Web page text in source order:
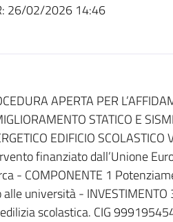
26/02/2026 14:46
del bando
APERTA PER
STATICO E
EDIFICIO
finanziato dall’Unione
- COMPONENTE 1
alle università -
scolastica. CIG